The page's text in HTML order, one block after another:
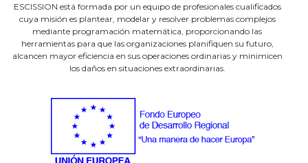
ESCISSION está formada por un equipo de profesionales cualificados
cuya misión es plantear, modelar y resolver problemas complejos
mediante programación matemática, proporcionando las
herramientas para que las organizaciones planifiquen su futuro,
alcancen mayor eficiencia en sus operaciones ordinarias y minimicen
los daños en situaciones extraordinarias.